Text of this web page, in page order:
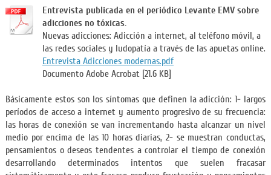
Entrevista publicada en el periódico Levante EMV sobre
adicciones no tóxicas.
Nuevas adicciones: Adicción a internet, al teléfono móvil, a
las redes sociales y ludopatía a través de las apuetas online.
Entrevista Adicciones modernas.pdf
Documento Adobe Acrobat [21.6 KB]
Básicamente estos son los síntomas que definen la adicción: 1- largos
períodos de acceso a internet y aumento progresivo de su frecuencia:
las horas de conexión se van incrementando hasta alcanzar un nivel
medio por encima de las 10 horas diarias, 2- se muestran conductas,
pensamientos o deseos tendentes a controlar el tiempo de conexión
desarrollando determinados intentos que suelen fracasar